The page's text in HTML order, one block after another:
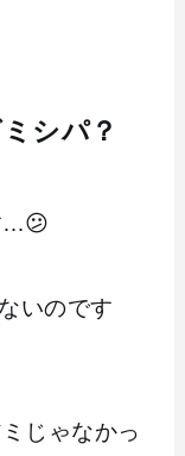
シパ？
…😕
いのです
じゃなかっ